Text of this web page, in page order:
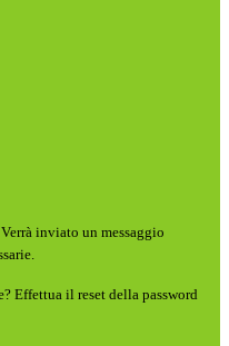
Verrà inviato un messaggio
Effettua il reset della password